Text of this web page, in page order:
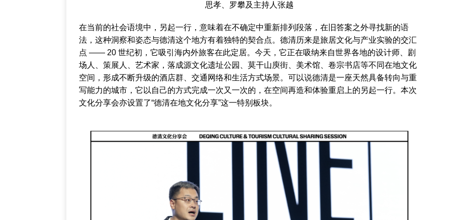
思孝、罗攀及主持人张越
在当前的社会语境中，另起一行，意味着在不确定中重新排列段落，在旧答案之外寻找新的语
法，这种洞察和姿态与德清这个地方有着独特的契合点。德清历来是旅居文化与产业实验的交汇
点 —— 20 世纪初，它吸引海内外旅客在此定居。今天，它正在吸纳来自世界各地的设计师、剧
场人、策展人、艺术家，落成源文化遗址公园、莫干山庾街、美术馆、卷宗书店等不同在地文化
空间，形成不断升级的酒店群、交通网络和生活方式场景。可以说德清是一座天然具备转向与重
写能力的城市，它以自己的方式完成一次又一次的，在空间再造和体验重启上的另起一行。本次
文化分享会亦设置了“德清在地文化分享”这一特别板块。